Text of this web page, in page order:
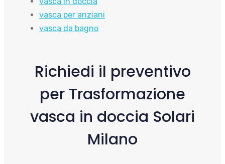
vasca per anziani
vasca da bagno
Richiedi il preventivo
per Trasformazione
vasca in doccia Solari
Milano